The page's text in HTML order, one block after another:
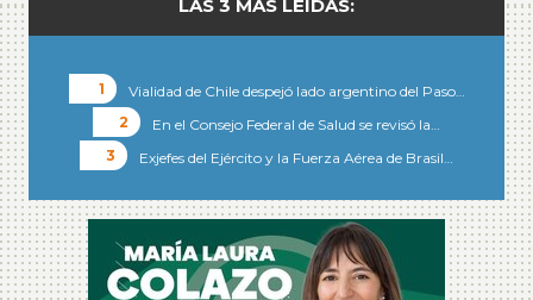
LAS 3 MÁS LEÍDAS:
Vialidad de Chile despejó lado argentino del Paso…
En el Consejo Federal de Salud se revisó la…
Exjefes del Ejército y la Fuerza Aérea de Brasil…